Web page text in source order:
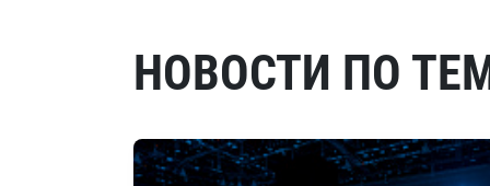
НОВОСТИ ПО